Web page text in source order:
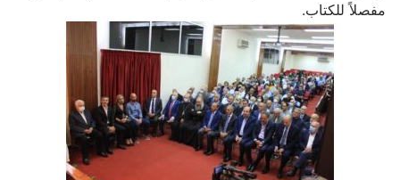
مفصلاً للكتاب.